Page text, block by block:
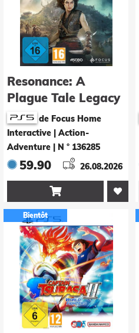
Resonance: A
Plague Tale Legacy
de Focus Home
Interactive | Action-
Adventure
N ° 136285
59.90 26.08.2026

Bientôt